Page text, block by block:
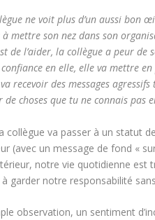
ne voit plus d’un aussi bon
mettre son nez dans son
de l’aider, la collègue a peur de
en elle, elle va mettre
recevoir des messages
choses que tu ne connais pas
va passer à un statut
(avec un message de fond «
notre vie quotidienne
garder notre responsabilité
observation, un sentiment